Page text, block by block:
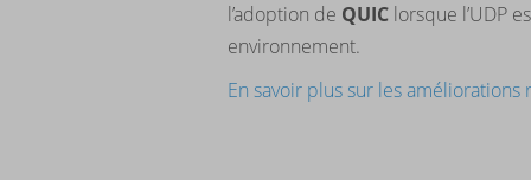
l’adoption de QUIC lorsque l’UDP
environnement.
En savoir plus sur les améliorations